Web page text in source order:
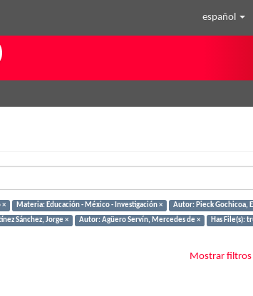
español
× Materia: Educación - México - Investigación ×
Autor: Pieck Gochicoa,
Sánchez, Jorge × Autor: Agüero Servín, Mercedes de ×
Has File(s):
Mostrar filtros